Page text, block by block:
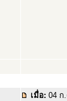
เมื่อ: 04 ก